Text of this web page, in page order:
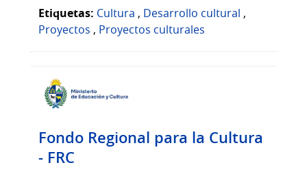
Etiquetas: Cultura , Desarrollo cultural ,
Proyectos , Proyectos culturales
Fondo Regional para la Cultura
- FRC